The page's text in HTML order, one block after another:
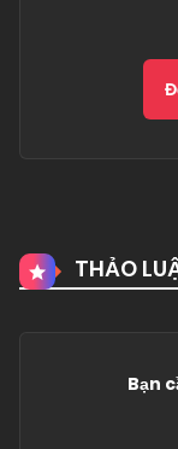
THẢO
Bạn